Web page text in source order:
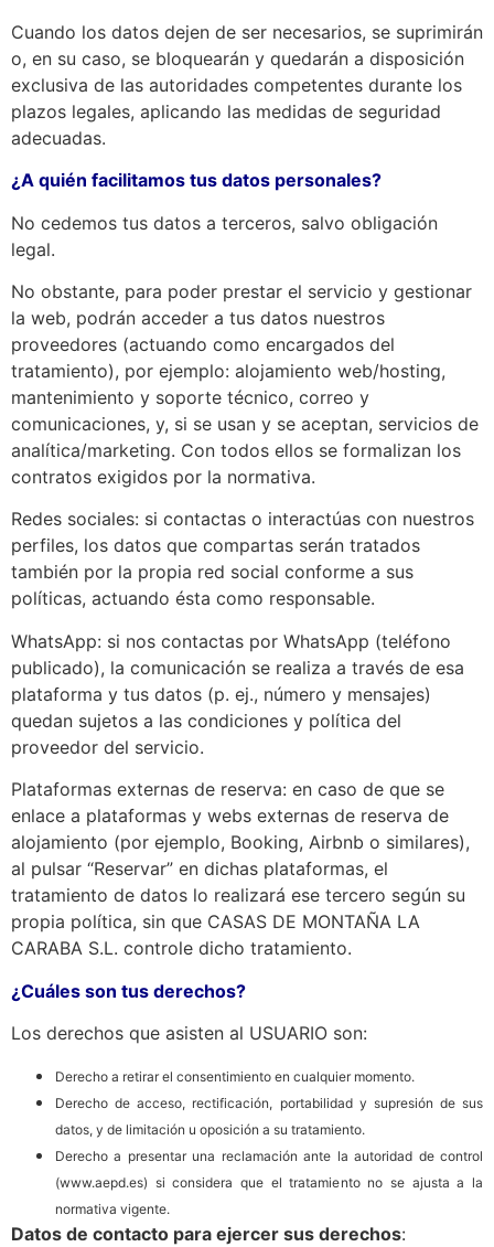
Cuando los datos dejen de ser necesarios, se suprimirán
o, en su caso, se bloquearán y quedarán a disposición
exclusiva de las autoridades competentes durante los
plazos legales, aplicando las medidas de seguridad
adecuadas.
¿A quién facilitamos tus datos personales?
No cedemos tus datos a terceros, salvo obligación
legal.
No obstante, para poder prestar el servicio y gestionar
la web, podrán acceder a tus datos nuestros
proveedores (actuando como encargados del
tratamiento), por ejemplo: alojamiento web/hosting,
mantenimiento y soporte técnico, correo y
comunicaciones, y, si se usan y se aceptan, servicios de
analítica/marketing. Con todos ellos se formalizan los
contratos exigidos por la normativa.
Redes sociales: si contactas o interactúas con nuestros
perfiles, los datos que compartas serán tratados
también por la propia red social conforme a sus
políticas, actuando ésta como responsable.
WhatsApp: si nos contactas por WhatsApp (teléfono
publicado), la comunicación se realiza a través de esa
plataforma y tus datos (p. ej., número y mensajes)
quedan sujetos a las condiciones y política del
proveedor del servicio.
Plataformas externas de reserva: en caso de que se
enlace a plataformas y webs externas de reserva de
alojamiento (por ejemplo, Booking, Airbnb o similares),
al pulsar “Reservar” en dichas plataformas, el
tratamiento de datos lo realizará ese tercero según su
propia política, sin que CASAS DE MONTAÑA LA
CARABA S.L. controle dicho tratamiento.
¿Cuáles son tus derechos?
Los derechos que asisten al USUARIO son:
Derecho a retirar el consentimiento en cualquier momento.
Derecho de acceso, rectificación, portabilidad y supresión de sus
datos, y de limitación u oposición a su tratamiento.
Derecho a presentar una reclamación ante la autoridad de control
(www.aepd.es) si considera que el tratamiento no se ajusta a la
normativa vigente.
Datos de contacto para ejercer sus derechos: